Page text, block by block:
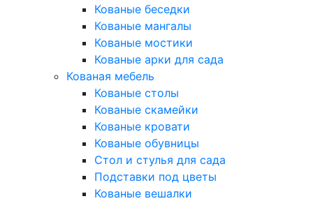
Кованые беседки
Кованые мангалы
Кованые мостики
Кованые арки для сада
Кованая мебель
Кованые столы
Кованые скамейки
Кованые кровати
Кованые обувницы
Стол и стулья для сада
Подставки под цветы
Кованые вешалки